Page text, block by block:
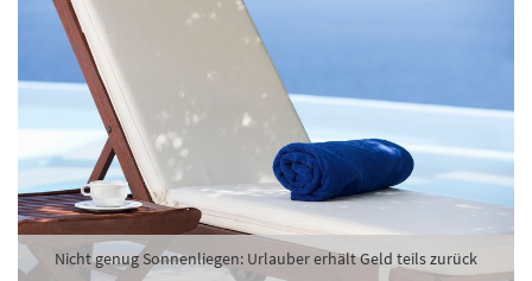
Nicht genug Sonnenliegen: Urlauber erhält Geld teils zurück
Ich möchte folgende Newsletter erhalten
Tageskarte-Newsletter (gegen 8.30 Uhr)
Ich habe die
Datenschutzerklärungzur Kenntnis
genommen.
Anmelden Danke, heute nicht